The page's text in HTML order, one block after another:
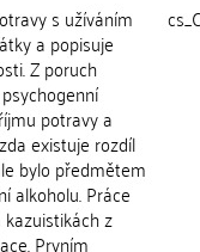
s užíváním
a popisuje
Z poruch
potravy a
existuje rozdíl
bylo předmětem
alkoholu. Práce
z
Prvním